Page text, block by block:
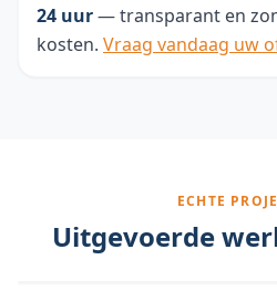
24 uur— transparant en
kosten. Vraag vandaag uw
ECHTE
Uitgevoerde